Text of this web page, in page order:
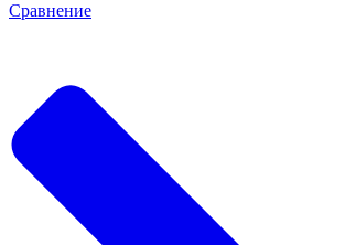
Сравнение